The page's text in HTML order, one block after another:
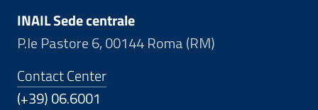
INAIL Sede centrale
P.le Pastore 6, 00144 Roma (RM)
Contact Center
(+39) 06.6001